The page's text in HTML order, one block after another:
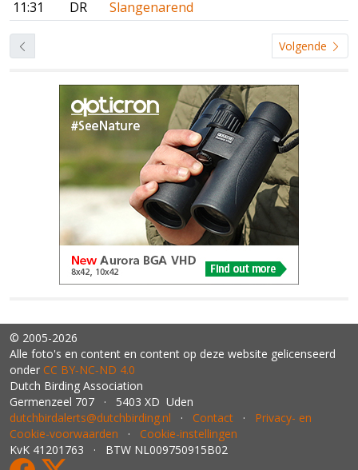
11:31
DR Slangenarend
Volgende
© 2005-2026
Alle foto's en content en content op deze website gelicenseerd
onder CC BY‑NC‑ND 4.0
Dutch Birding Association
Germenzeel 707 · 5403 XD Uden
dutchbirdalerts@dutchbirding.nl · Contact · Privacy- en
Cookie-voorwaarden · Cookie-instellingen
KvK 41201763 · BTW NL009750915B02